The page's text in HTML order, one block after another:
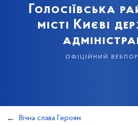
Голосіївська
місті Києві
офіційний
Вічна слава Героям